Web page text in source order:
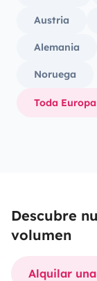
Austria
Alemania
Noruega
Toda
Descubre
volumen
Alquilar